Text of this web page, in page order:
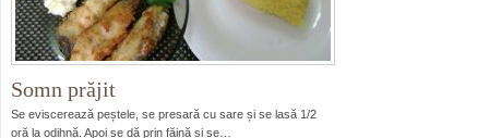
Somn prăjit
Se eviscerează peștele, se presară cu sare și se lasă 1/2
oră la odihnă. Apoi se dă prin făină și se…